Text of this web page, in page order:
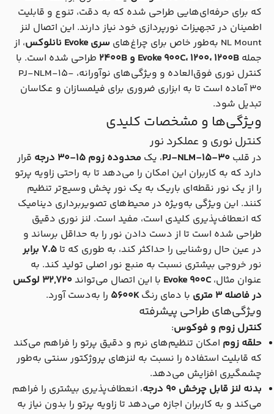
که برای حرفه‌ای‌هایی طراحی شده که به دقت، تنوع و قابلیت
اطمینان در تجهیزات نورپردازی خود نیاز دارند. این اتصال لنز
NL Mount به‌طور خاص برای چراغ‌های
سری Evoke نانلوکس
، از
جمله Evoke 900C، 1200، 1200B و 2400B
طراحی شده است. با
کنترل نوری فوق‌العاده و ویژگی‌های نوآورانه، PJ-NLM-15-
30 آماده است تا به ابزاری ضروری برای فیلمسازان و عکاسان
تبدیل شود.
ویژگی‌ها و مشخصات کلیدی
کنترل نوری و عملکرد نور
در قلب PJ-NLM-15-30، یک محدوده زوم 15-30 درجه
قرار
دارد که به کاربران این امکان را می‌دهد تا به راحتی زاویه پرتو
را از یک نور نقطه‌ای باریک به یک نور پخش وسیع‌تر تنظیم
کنند. این ویژگی به‌ویژه در محیط‌های تصویربرداری دینامیک
که انعطاف‌پذیری کلیدی است، مفید است. لنز نوری دقیق
طراحی شده است تا از دست دادن نور را به حداقل برساند و
در عین حال روشنایی را حداکثر کند، به طوری که تا 7.5 برابر
نور خروجی بیشتری نسبت به منبع نور اصلی تولید کند. به
عنوان مثال، Evoke 900C با این اتصال می‌تواند
32,720 لوکس
در فاصله 3 متری
با دمای رنگ5600K را به‌دست آورد.
ویژگی‌های طراحی پیشرفته
کنترل زوم و فوکوس:
حلقه زوم امکان تنظیم‌های نرم و دقیق پرتو را فراهم می‌کند
که قابلیت استفاده را نسبت به لنزهای پروژکتور سنتی به‌طور
چشمگیری افزایش می‌دهد.
بدنه لنز قابل چرخش 90 درجه
، انعطاف‌پذیری بیشتری را فراهم
می‌کند و به کاربران اجازه می‌دهد تا زاویه پرتو را بدون نیاز به